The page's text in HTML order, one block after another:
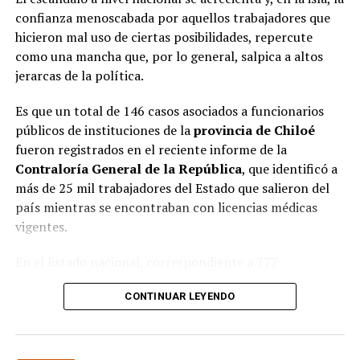
confianza menoscabada por aquellos trabajadores que
hicieron mal uso de ciertas posibilidades, repercute
como una mancha que, por lo general, salpica a altos
jerarcas de la política.
Es que un total de 146 casos asociados a funcionarios
públicos de instituciones de laprovincia de Chiloé
fueron registrados en el reciente informe de la
Contraloría General de la República, que identificó a
más de 25 mil trabajadores del Estado que salieron del
país mientras se encontraban con licencias médicas
vigentes.
organismos públicos, figuran varias entidades del
Municipalidad de Castro
dentro de la provincia. Le siguen laCorporación
CONTINUAR LEYENDO